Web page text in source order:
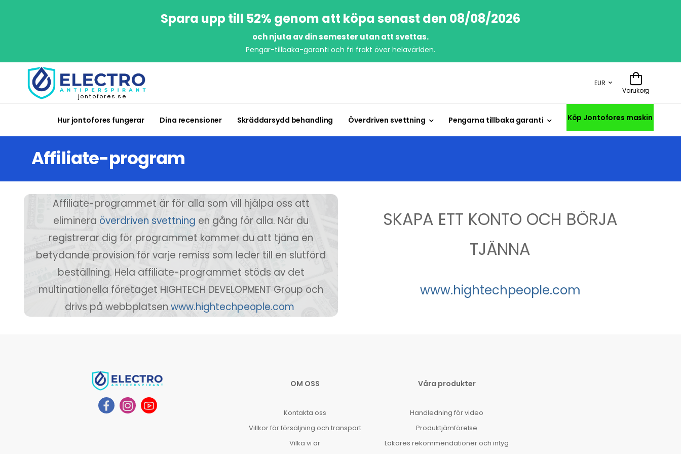
Spara upp till 52% genom att köpa senast den 08/08/2026
och njuta av din semester utan att svettas.
Pengar-tillbaka-garanti och fri frakt över helavärlden.
jontofores.se
EUR
Varukorg
Hur jontofores fungerar Dina recensioner Skräddarsydd behandling Överdriven svettning Pengarna tillbaka garanti Köp Jontofores maskin
Affiliate-program
Affiliate-programmet är för alla som vill hjälpa oss att
eliminera överdriven svettning en gång för alla. När du
registrerar dig för programmet kommer du att tjäna en
betydande provision för varje remiss som leder till en slutförd
beställning. Hela affiliate-programmet stöds av det
multinationella företaget HIGHTECH DEVELOPMENT Group och
drivs på webbplatsen www.hightechpeople.com
SKAPA ETT KONTO OCH BÖRJA
TJÄNNA
www.hightechpeople.com
OM OSS
Kontakta oss
Villkor för försäljning och transport
Vilka vi är
Våra produkter
Handledning för video
Produktjämförelse
Läkares rekommendationer och intyg